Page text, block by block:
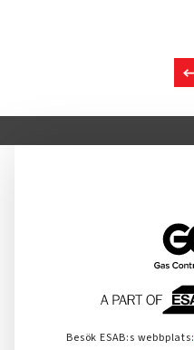
Besök ESAB:s webbplats: